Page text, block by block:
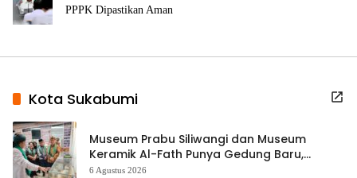
PPPK Dipastikan Aman
Kota Sukabumi
Museum Prabu Siliwangi dan Museum
Keramik Al-Fath Punya Gedung Baru,
Hampir 500 Koleksi Dipisahkan
6 Agustus 2026